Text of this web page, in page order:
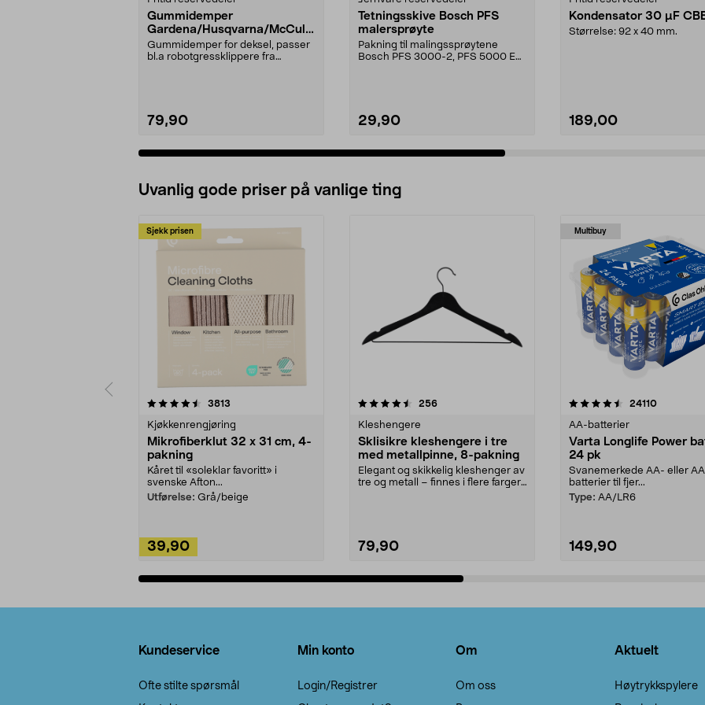
Gummidemper
Gardena/Husqvarna/McCullo
ch/Flymo
Gummidemper for deksel, passer
bl.a robotgressklippere fra
79,90
Tetningsskive Bosch PFS
malersprøyte
Pakning til malingssprøytene
Bosch PFS 3000-2, PFS 5000 E
29,90
Kondensator 30 µF
Størrelse: 92 x 40 mm.
189,00
Uvanlig gode priser på vanlige ting
Sjekk prisen
3813
Kjøkkenrengjøring
Mikrofiberklut 32 x 31 cm, 4-
pakning
Kåret til «soleklar favoritt» i
svenske Afton...
Utførelse: Grå/beige
39,90
4.5av 5 stjerner 256anmeldelser
Kleshengere
Sklisikre kleshengere i tre
med metallpinne, 8-pakning
Elegant og skikkelig kleshenger av
tre og metall – finnes i flere farger.
79,90
Multibuy
4.5av 5 stjerner 24110
AA-batterier
Varta Longlife Power
24 pk
Svanemerkede AA- eller
batterier til fjer...
Type: AA/LR6
149,90
4.5av 5 stjerner
Kundeservice
Ofte stilte spørsmål
Min konto
Login/Registrer
Om
Om oss
Aktuelt
Høytrykkspylere